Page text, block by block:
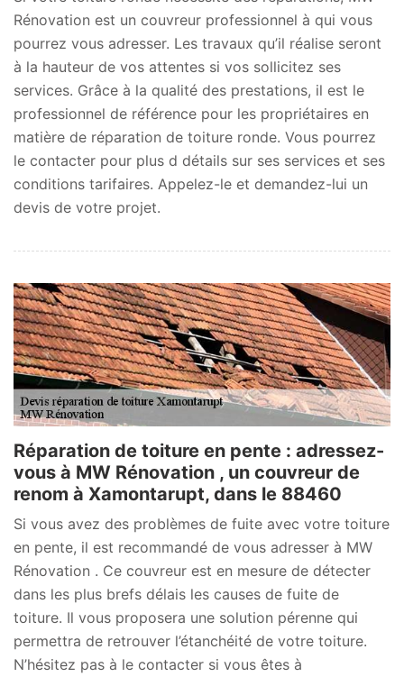
Rénovation est un couvreur professionnel à qui vous
pourrez vous adresser. Les travaux qu’il réalise seront
à la hauteur de vos attentes si vos sollicitez ses
services. Grâce à la qualité des prestations, il est le
professionnel de référence pour les propriétaires en
matière de réparation de toiture ronde. Vous pourrez
le contacter pour plus d détails sur ses services et ses
conditions tarifaires. Appelez-le et demandez-lui un
devis de votre projet.
Réparation de toiture en pente : adressez-
vous à MW Rénovation , un couvreur de
renom à Xamontarupt, dans le 88460
Si vous avez des problèmes de fuite avec votre toiture
en pente, il est recommandé de vous adresser à MW
Rénovation . Ce couvreur est en mesure de détecter
dans les plus brefs délais les causes de fuite de
toiture. Il vous proposera une solution pérenne qui
permettra de retrouver l’étanchéité de votre toiture.
N’hésitez pas à le contacter si vous êtes à